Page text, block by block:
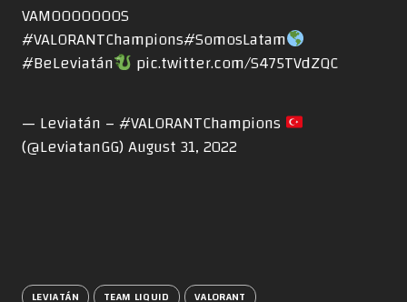
VAMOOOOOOOS
#VALORANTChampions#SomosLatam
#BeLeviatán
pic.twitter.com/S475TVdZQC
— Leviatán – #VALORANTChampions
(@LeviatanGG)August 31, 2022
LEVIATÁN TEAM LIQUID
VALORANT